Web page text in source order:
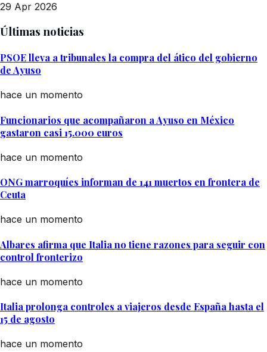
29 Apr 2026
Últimas noticias
PSOE lleva a tribunales la compra del ático del gobierno
de Ayuso
hace un momento
Funcionarios que acompañaron a Ayuso en México
gastaron casi 15.000 euros
hace un momento
ONG marroquíes informan de 141 muertos en frontera de
Ceuta
hace un momento
Albares afirma que Italia no tiene razones para seguir con
control fronterizo
hace un momento
Italia prolonga controles a viajeros desde España hasta el
15 de agosto
hace un momento